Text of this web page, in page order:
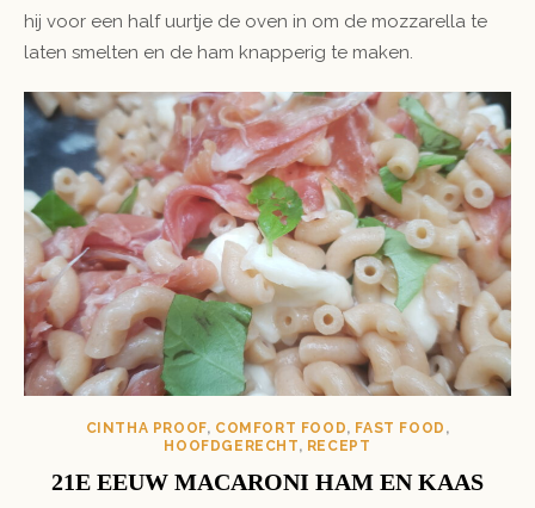
hij voor een half uurtje de oven in om de mozzarella te
laten smelten en de ham knapperig te maken.
CINTHA PROOF, COMFORT FOOD, FAST FOOD ,
HOOFDGERECHT, RECEPT
21E EEUW MACARONI HAM EN KAAS